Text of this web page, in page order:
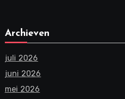
Archieven
juli 2026
juni 2026
mei 2026